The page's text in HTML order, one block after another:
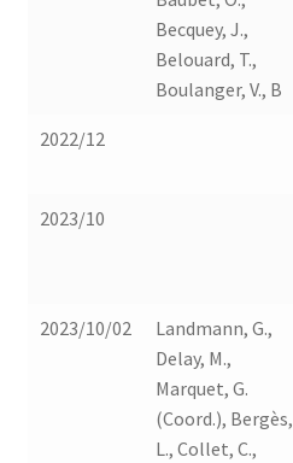
Becquey, J.,
Belouard, T.,
Boulanger, V., B
2022/12
2023/10
2023/10/02
Landmann, G.,
Delay, M.,
Marquet, G.
(Coord.), Bergès,
L., Collet, C.,